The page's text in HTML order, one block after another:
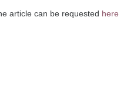
article can be requested here